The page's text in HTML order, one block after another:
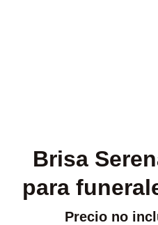
Brisa
para
Precio no